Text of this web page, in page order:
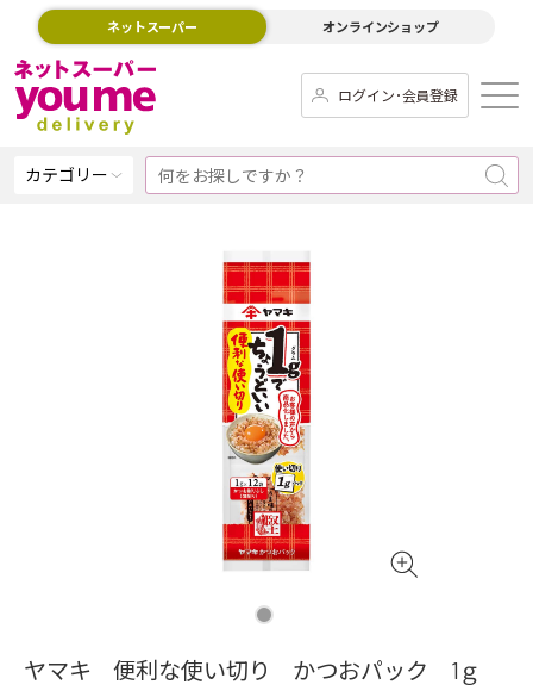
ネットスーパー オンラインショップ
ログイン･会員登録
カテゴリー
ヤマキ 便利な使い切り かつおパック 1ｇ